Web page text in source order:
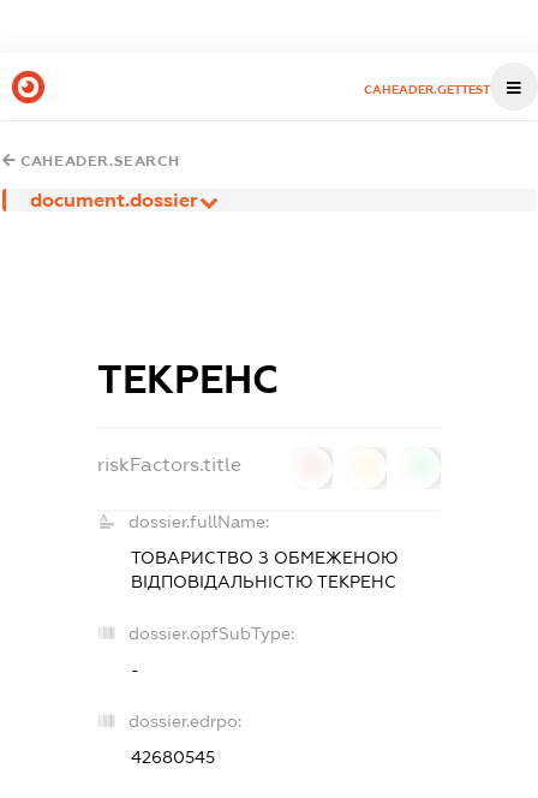
CAHEADER.GETTEST
CAHEADER.SEARCH
document.dossier
ТЕКРЕНС
riskFactors.title
dossier.fullName:
ТОВАРИСТВО З ОБМЕЖЕНОЮ
ВІДПОВІДАЛЬНІСТЮ ТЕКРЕНС
dossier.opfSubType:
-
dossier.edrpo:
42680545